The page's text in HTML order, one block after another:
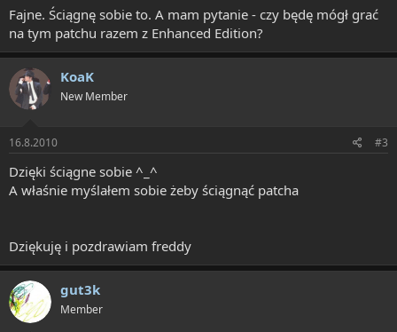
Fajne. Ściągnę sobie to. A mam pytanie - czy będę mógł grać
na tym patchu razem z Enhanced Edition?
KoaK
New Member
16.8.2010 #3
Dzięki ściągne sobie ^_^
A właśnie myślałem sobie żeby ściągnąć patcha
Dziękuję i pozdrawiam freddy
gut3k
Member